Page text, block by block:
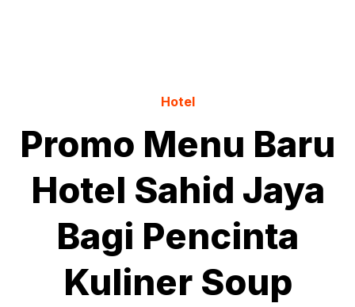
Hotel
Promo Menu Baru
Hotel Sahid Jaya
Bagi Pencinta
Kuliner Soup